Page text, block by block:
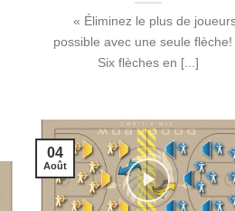
« Éliminez le plus de
possible avec une seule flèche!
Six flèches en [...]
04
Août